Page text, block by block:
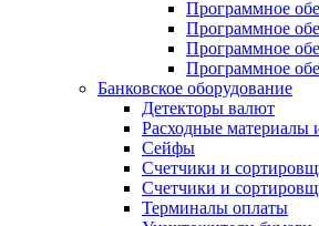
Программное
Программное
Программное
Программное
Банковское оборудование
Детекторы валют
Расходные
Сейфы
Счетчики и
Счетчики и
Терминалы оплаты